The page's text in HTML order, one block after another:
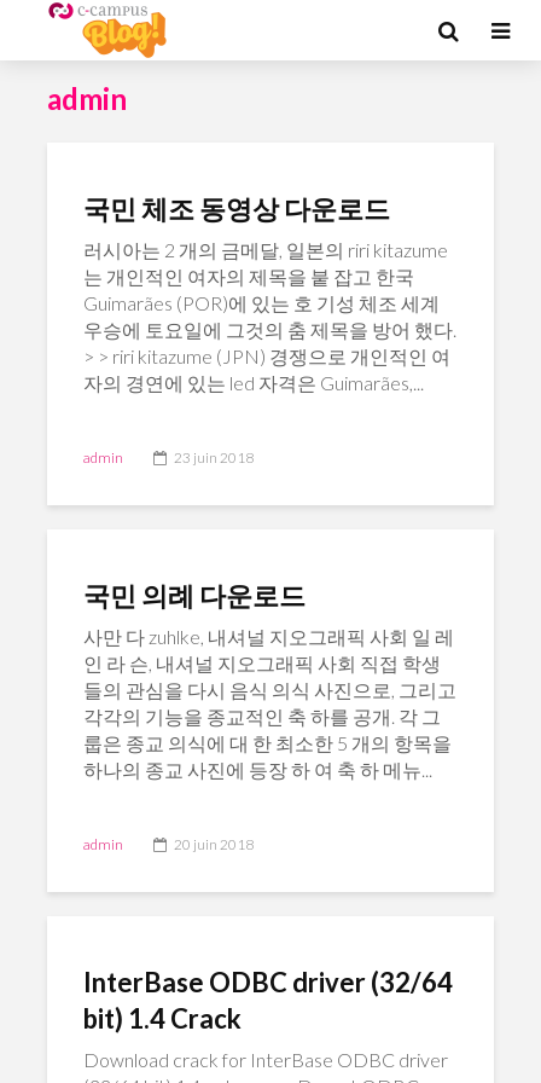
admin
국민 체조 동영상 다운로드
러시아는 2 개의 금메달, 일본의 riri kitazume
는 개인적인 여자의 제목을 붙 잡고 한국
Guimarães (POR)에 있는 호 기성 체조 세계
우승에 토요일에 그것의 춤 제목을 방어 했다.
> > riri kitazume (JPN) 경쟁으로 개인적인 여
자의 경연에 있는 led 자격은 Guimarães,...
admin 23 juin 2018
국민 의례 다운로드
사만 다 zuhlke, 내셔널 지오그래픽 사회 일 레
인 라 슨, 내셔널 지오그래픽 사회 직접 학생
들의 관심을 다시 음식 의식 사진으로, 그리고
각각의 기능을 종교적인 축 하를 공개. 각 그
룹은 종교 의식에 대 한 최소한 5 개의 항목을
하나의 종교 사진에 등장 하 여 축 하 메뉴...
admin 20 juin 2018
InterBase ODBC driver (32/64
bit) 1.4 Crack
Download crack for InterBase ODBC driver